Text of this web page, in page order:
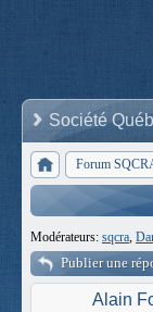
Société
Forum
Modérateurs: sqcra,
Publier une
Alain